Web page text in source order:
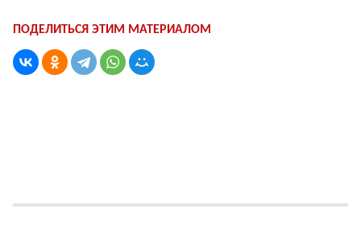
ПОДЕЛИТЬСЯ ЭТИМ МАТЕРИАЛОМ